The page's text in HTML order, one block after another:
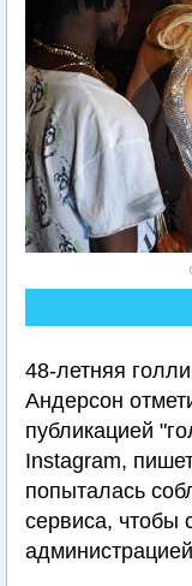
48-летняя
Андерсон
публикацией
Instagram,
попыталась
сервиса, чтобы